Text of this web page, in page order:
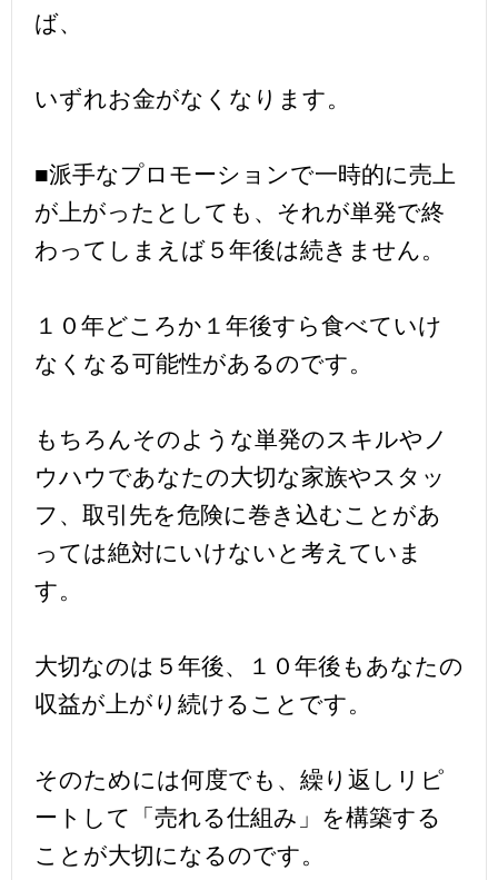
ば、
いずれお金がなくなります。
■派手なプロモーションで一時的に売上
が上がったとしても、それが単発で終
わってしまえば５年後は続きません。
１０年どころか１年後すら食べていけ
なくなる可能性があるのです。
もちろんそのような単発のスキルやノ
ウハウであなたの大切な家族やスタッ
フ、取引先を危険に巻き込むことがあ
っては絶対にいけないと考えていま
す。
大切なのは５年後、１０年後もあなたの
収益が上がり続けることです。
そのためには何度でも、繰り返しリピ
ートして「売れる仕組み」を構築する
ことが大切になるのです。